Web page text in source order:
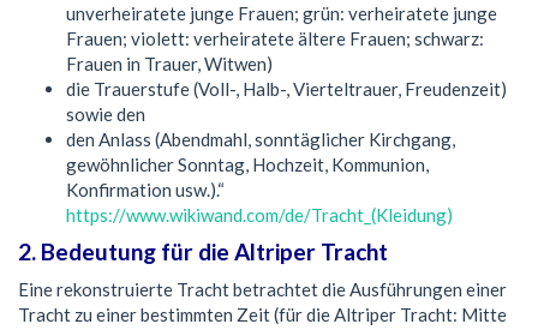
unverheiratete junge Frauen; grün: verheiratete junge
Frauen; violett: verheiratete ältere Frauen; schwarz:
Frauen in Trauer, Witwen)
die Trauerstufe (Voll-, Halb-, Vierteltrauer, Freudenzeit)
sowie den
den Anlass (Abendmahl, sonntäglicher Kirchgang,
gewöhnlicher Sonntag, Hochzeit, Kommunion,
Konfirmation usw.).“
https://www.wikiwand.com/de/Tracht_(Kleidung)
2. Bedeutung für die Altriper Tracht
Eine rekonstruierte Tracht betrachtet die Ausführungen einer
Tracht zu einer bestimmten Zeit (für die Altriper Tracht: Mitte